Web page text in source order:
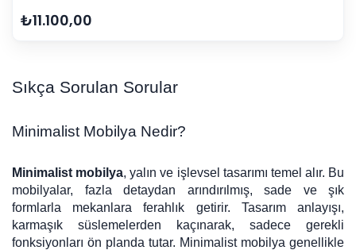
₺11.100,00
Sıkça Sorulan Sorular
Minimalist Mobilya Nedir?
Minimalist mobilya, yalın ve işlevsel tasarımı temel alır. Bu
mobilyalar, fazla detaydan arındırılmış, sade ve şık
formlarla mekanlara ferahlık getirir. Tasarım anlayışı,
karmaşık süslemelerden kaçınarak, sadece gerekli
fonksiyonları ön planda tutar. Minimalist mobilya genellikle